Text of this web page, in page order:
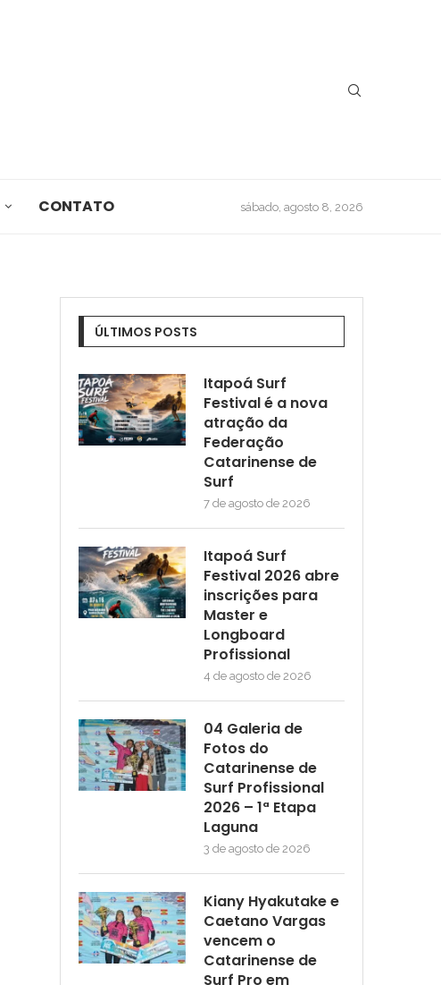
CONTATO sábado, agosto 8, 2026
ÚLTIMOS POSTS
Itapoá Surf
Festival é a nova
atração da
Federação
Catarinense de
Surf
7 de agosto de 2026
Itapoá Surf
Festival 2026 abre
inscrições para
Master e
Longboard
Profissional
4 de agosto de 2026
04 Galeria de
Fotos do
Catarinense de
Surf Profissional
2026 – 1ª Etapa
Laguna
3 de agosto de 2026
Kiany Hyakutake e
Caetano Vargas
vencem o
Catarinense de
Surf Pro em